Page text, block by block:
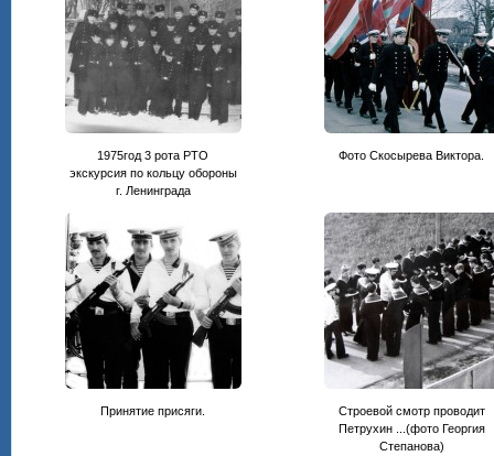
1975год 3 рота РТО
экскурсия по кольцу обороны
г. Ленинграда
Фото Скосырева Виктора.
Принятие присяги.
Строевой смотр проводит
Петрухин ...(фото Георгия
Степанова)